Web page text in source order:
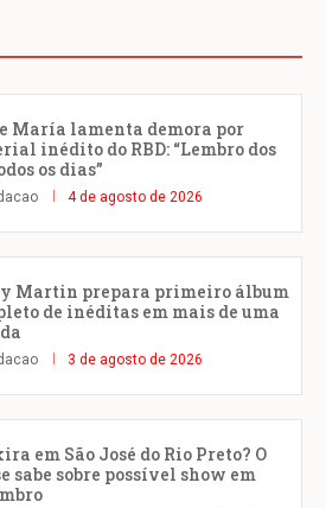
María lamenta demora por
inédito do RBD: “Lembro dos
os dias”
4 de agosto de 2026
Martin prepara primeiro álbum
de inéditas em mais de uma
3 de agosto de 2026
em São José do Rio Preto? O
sabe sobre possível show em